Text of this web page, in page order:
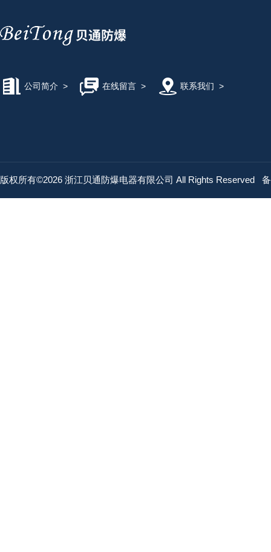
公司简介 > 在线留言> 联系我们 >
版权所有©2026 浙江贝通防爆电器有限公司 All Rights Reserved